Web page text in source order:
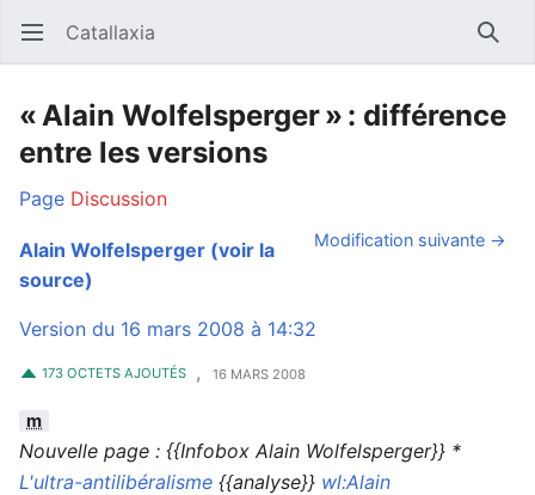
Ouvrir le menu principal Catallaxia
« Alain Wolfelsperger » : différence
entre les versions
Page Discussion
Modification suivante →
Alain Wolfelsperger (voir la
source)
Version du 16 mars 2008 à 14:32
173 OCTETS AJOUTÉS , 16 MARS 2008
m
Nouvelle page : {{Infobox Alain Wolfelsperger}} *
L'ultra-antilibéralisme {{analyse}} wl:Alain